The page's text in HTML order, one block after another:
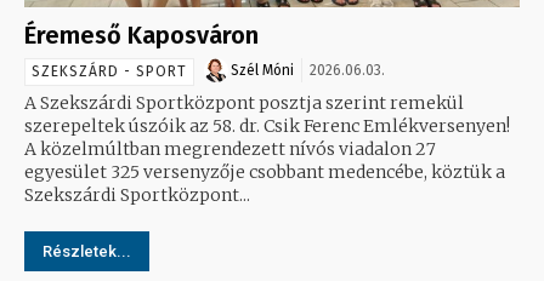
Éremeső Kaposváron
SZEKSZÁRD - SPORT Szél Móni 2026.06.03.
A Szekszárdi Sportközpont posztja szerint remekül
szerepeltek úszóik az 58. dr. Csik Ferenc Emlékversenyen!
A közelmúltban megrendezett nívós viadalon 27
egyesület 325 versenyzője csobbant medencébe, köztük a
Szekszárdi Sportközpont...
Részletek...